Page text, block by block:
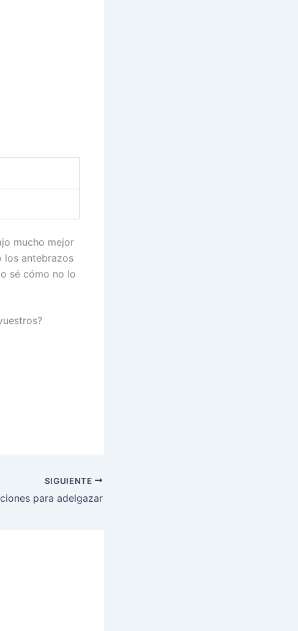
mucho mejor
los antebrazos
sé cómo no lo
SIGUIENTE
para adelgazar